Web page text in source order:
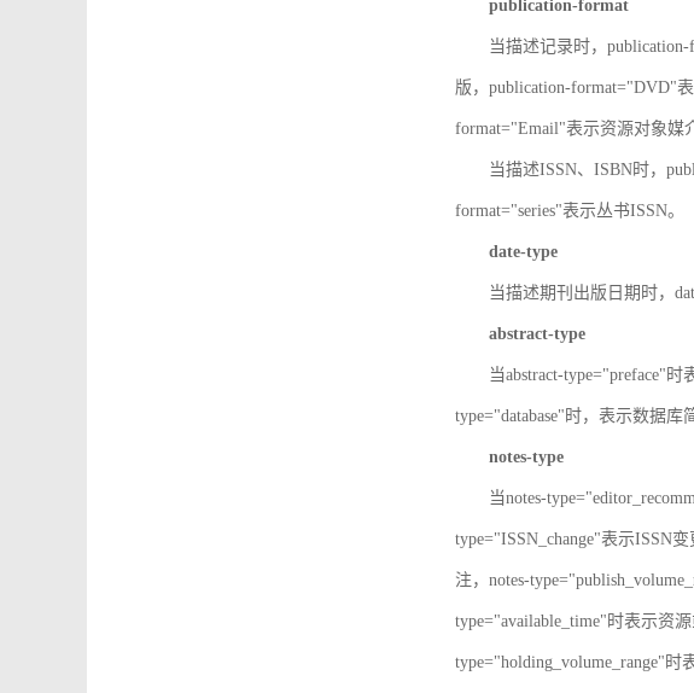
publication-format
当描述记录时，
版，publication-format="DVD"
format="Email"表示资源对象媒
当描述ISSN、ISBN时，
format="series"表示丛书ISSN。
date-type
当描述期刊出版日期时，
abstract-type
当abstract-type="preface"
type="database"时，表示数据库
notes-type
当notes-
type="ISSN_change"表示ISSN
注，notes-
type="available_time"时表示资
type="holding_volume_range"